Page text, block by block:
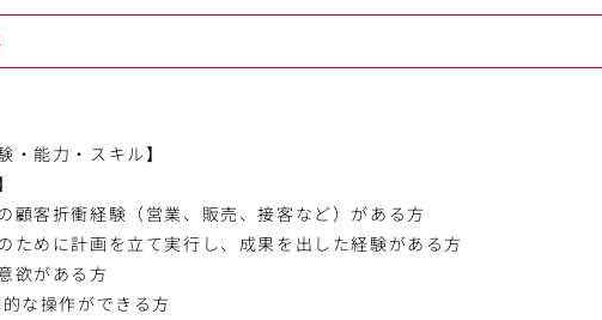
・能力・スキル】
顧客折衝経験（営業、販売、接客など）がある方
ために計画を立て実行し、成果を出した経験がある方
欲がある方
的な操作ができる方